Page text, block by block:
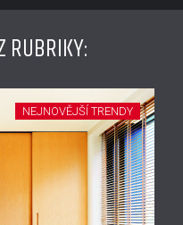
RUBRIKY:
NEJNOVĚJŠÍ TRENDY